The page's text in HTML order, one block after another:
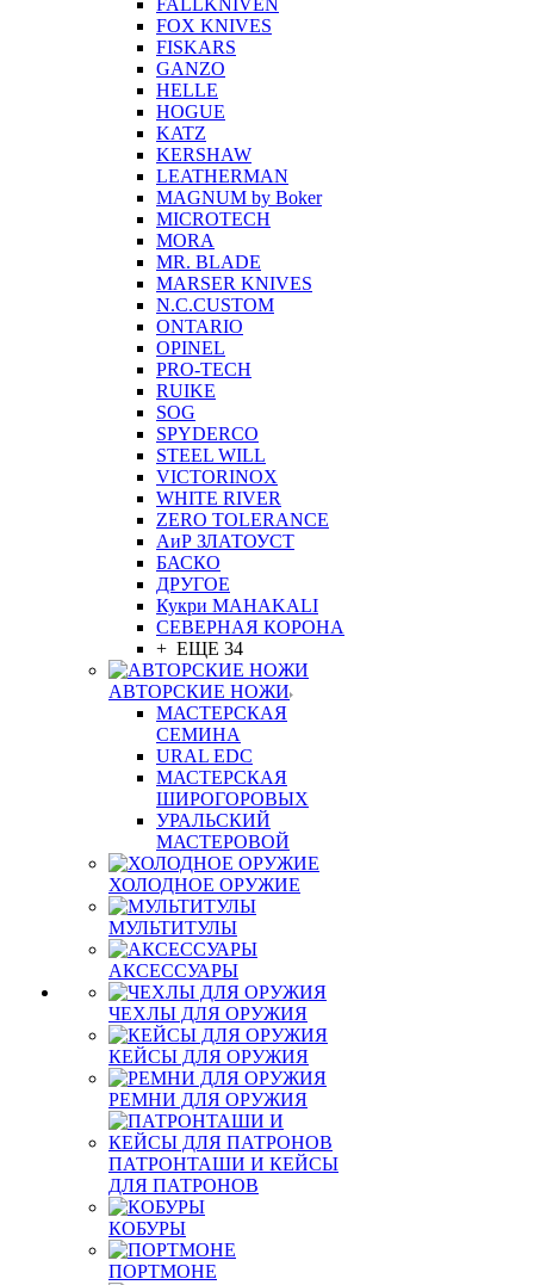
FALLKNIVEN
FOX KNIVES
FISKARS
GANZO
HELLE
HOGUE
KATZ
KERSHAW
LEATHERMAN
MAGNUM by Boker
MICROTECH
MORA
MR. BLADE
MARSER KNIVES
N.C.CUSTOM
ONTARIO
OPINEL
PRO-TECH
RUIKE
SOG
SPYDERCO
STEEL WILL
VICTORINOX
WHITE RIVER
ZERO TOLERANCE
АиР ЗЛАТОУСТ
БАСКО
ДРУГОЕ
Кукри MAHAKALI
СЕВЕРНАЯ КОРОНА
+ ЕЩЕ 34
АВТОРСКИЕ НОЖИ
МАСТЕРСКАЯ
СЕМИНА
URAL EDC
МАСТЕРСКАЯ
ШИРОГОРОВЫХ
УРАЛЬСКИЙ
МАСТЕРОВОЙ
ХОЛОДНОЕ ОРУЖИЕ
МУЛЬТИТУЛЫ
АКСЕССУАРЫ
ЧЕХЛЫ ДЛЯ ОРУЖИЯ
КЕЙСЫ ДЛЯ ОРУЖИЯ
РЕМНИ ДЛЯ ОРУЖИЯ
ПАТРОНТАШИ И КЕЙСЫ
ДЛЯ ПАТРОНОВ
КОБУРЫ
ПОРТМОНЕ